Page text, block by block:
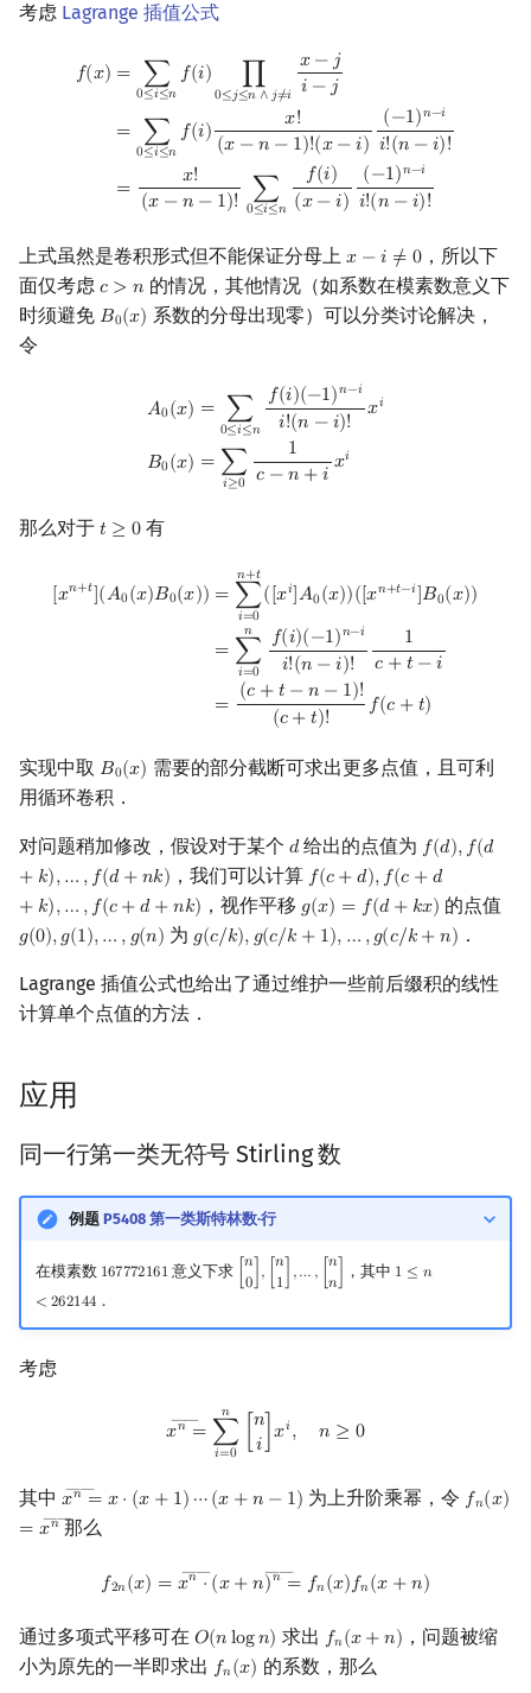
考虑 Lagrange 插值公式
𝑓(𝑥) = ∑
0≤𝑖≤𝑛
𝑓(𝑖) ∏
0≤𝑗≤𝑛 ∧𝑗≠𝑖
𝑥−𝑗
𝑖 −𝑗
= ∑
0≤𝑖≤𝑛
𝑓(𝑖) 𝑥!
(𝑥 −𝑛 − 1)!(𝑥−𝑖)
(−1)𝑛−𝑖
𝑖!(𝑛 −𝑖)!
=
𝑥!
(𝑥 −𝑛 − 1)! ∑
0≤𝑖≤𝑛
𝑓(𝑖)
(𝑥−𝑖)
(−1)𝑛−𝑖
𝑖!(𝑛 −𝑖)!
≤i≤ n ∏0≤j n∧j −ji− ≤i ≤nf
上式虽然是卷积形式但不能保证分母上 𝑥 −𝑖 ≠ 0
x−i≠ 0
，所以下
面仅考虑 𝑐 > 𝑛
c >n
的情况，其他情况（如系数在模素数意义下
时须避免 𝐵0(𝑥)
B0(x) 系数的分母出现零）可以分类讨论解决，
令
𝐴0(𝑥) = ∑
0≤𝑖≤𝑛
𝑓(𝑖)(−1)𝑛−𝑖
𝑖!(𝑛 −𝑖)! 𝑥𝑖
𝐵0(𝑥) = ∑
𝑖≥0
1
𝑐 −𝑛 +𝑖 𝑥𝑖
≤n ( ) n−ii! n−i)!xiB0(x)= i
那么对于 𝑡 ≥ 0
t ≥0 有
[𝑥𝑛+𝑡](𝐴0(𝑥)𝐵0(𝑥)) =
𝑛+𝑡
∑
𝑖=0
([𝑥𝑖]𝐴0(𝑥))([𝑥𝑛+𝑡−𝑖]𝐵0(𝑥))
=
𝑛
∑
𝑖=0
𝑓(𝑖)(−1)𝑛−𝑖
𝑖!(𝑛 −𝑖)!
1
𝑐 +𝑡 −𝑖
= (𝑐 +𝑡 −𝑛 − 1)!
(𝑐+𝑡)! 𝑓(𝑐 +𝑡)
A 0 t([xi 0 (
实现中取 𝐵0(𝑥)
B0(x) 需要的部分截断可求出更多点值，且可利
用循环卷积．
对问题稍加修改，假设对于某个 𝑑
d给出的点值为 𝑓(𝑑),𝑓(𝑑
+ 𝑘),… ,𝑓(𝑑 +𝑛𝑘)
f(d),f (d+k
，我们可以计算 𝑓(𝑐+𝑑),𝑓(𝑐 +𝑑
+ 𝑘),… ,𝑓(𝑐+𝑑 +𝑛𝑘)
f(c+ d) ,f(c +d+ k), …
，视作平移 𝑔(𝑥) = 𝑓(𝑑 + 𝑘𝑥)
g(x)= f(d+kx ) 的点值
𝑔(0),𝑔(1),… ,𝑔(𝑛)
g(0),g(1),…,g (n) 为 𝑔(𝑐/𝑘),𝑔(𝑐/𝑘 + 1), … ,𝑔(𝑐/𝑘+𝑛)
g(c/k),g(c/k+ 1), …,g (c /k+n) ．
Lagrange 插值公式也给出了通过维护一些前后缀积的线性
计算单个点值的方法．
应用
同一行第一类无符号 Stirling 数
例题 P5408 第一类斯特林数·行
在模素数 167772161
167772161 意义下求
𝑛
0 , 𝑛
1 ,… , 𝑛
𝑛
n0 ] n ], …, [n ，其中 1 ≤ 𝑛
< 262144
1 ≤n <262144
．
考虑
𝑥――
𝑛 =
𝑛
∑
𝑖=0
𝑛
𝑖 ]𝑥𝑖, 𝑛 ≥ 0
xn =∑i= 0n[ i
其中 𝑥――
𝑛 = 𝑥⋅ (𝑥 + 1) ⋯(𝑥 +𝑛 − 1)
xn ―=x⋅( x +1) ⋯ (x+ n− 1) 为上升阶乘幂，令 𝑓𝑛(𝑥)
= 𝑥――
𝑛
fn(x)=
那么
𝑓2𝑛(𝑥) = 𝑥――
𝑛 ⋅ (𝑥+𝑛)――
𝑛 = 𝑓𝑛(𝑥)𝑓𝑛(𝑥 +𝑛)
f2 n(x )=xn―⋅( x+ n)n―=f n( x)fn (x +n
通过多项式平移可在 𝑂(𝑛log𝑛)
O(nlogn) 求出 𝑓𝑛(𝑥+𝑛)
fn(x+ n)
，问题被缩
小为原先的一半即求出 𝑓𝑛(𝑥)
fn(x) 的系数，那么